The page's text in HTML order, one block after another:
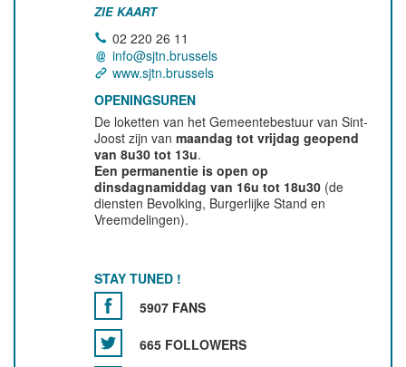
ZIE KAART
02 220 26 11
info@sjtn.brussels
www.sjtn.brussels
OPENINGSUREN
De loketten van het Gemeentebestuur van Sint-
Joost zijn vanmaandag tot vrijdag geopend
van 8u30 tot 13u.
Een permanentie is open op
dinsdagnamiddag van 16u tot 18u30 (de
diensten Bevolking, Burgerlijke Stand en
Vreemdelingen).
STAY TUNED !
5907 FANS
665 FOLLOWERS